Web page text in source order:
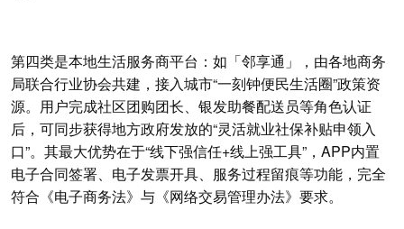
第四类是本地生活服务商平台：如「邻享通」，由各地商务
局联合行业协会共建，接入城市“一刻钟便民生活圈”政策资
源。用户完成社区团购团长、银发助餐配送员等角色认证
后，可同步获得地方政府发放的“灵活就业社保补贴申领入
口”。其最大优势在于“线下强信任+线上强工具”，APP内置
电子合同签署、电子发票开具、服务过程留痕等功能，完全
符合《电子商务法》与《网络交易管理办法》要求。